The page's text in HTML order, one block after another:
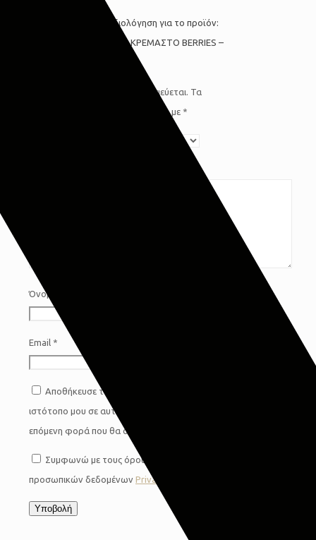
Κάνετε την πρώτη αξιολόγηση για το προϊόν:
“ΣΕΤ 2τεμ. ΑΡΩΜΑΤΙΚΟ ΚΡΕΜΑΣΤΟ BERRIES –
Η ηλ. διεύθυνση σας δεν δημοσιεύεται. Τα
υποχρεωτικά πεδία σημειώνονται με *
Όνομα
Email *
Αποθήκευσε το όνομά μου, email, και τον
ιστότοπο μου σε αυτόν τον πλοηγό για την
επόμενη φορά που θα σχολιάσω.
Συμφωνώ με τους όρους προστασίας
προσωπικών δεδομένων Privacy Policy